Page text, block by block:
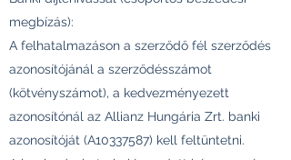
megbízás):
A felhatalmazáson a szerződő fél szerződés
azonosítójánál a szerződésszámot
(kötvényszámot), a kedvezményezett
azonosítónál az Allianz Hungária Zrt. banki
azonosítóját (A10337587) kell feltüntetni.